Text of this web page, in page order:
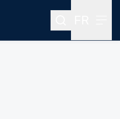
Rechercher